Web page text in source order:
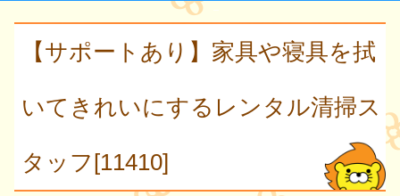
【サポートあり】家具や寝具を拭
いてきれいにするレンタル清掃ス
タッフ[11410]